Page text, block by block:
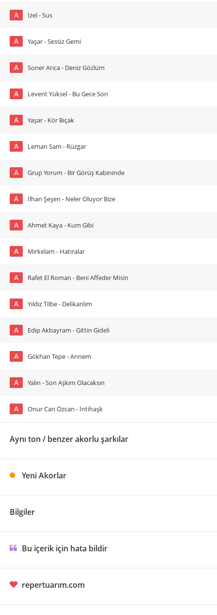
A İzel - Sus
A Yaşar - Sessiz Gemi
A Soner Arıca - Deniz Gözlüm
A Levent Yüksel - Bu Gece Son
A Yaşar - Kör Bıçak
A Leman Sam - Rüzgar
A Grup Yorum - Bir Görüş Kabininde
A İlhan Şeşen - Neler Oluyor Bize
A Ahmet Kaya - Kum Gibi
A Mirkelam - Hatıralar
A Rafet El Roman - Beni Affeder Misin
A Yıldız Tilbe - Delikanlım
A Edip Akbayram - Gittin Gideli
A Gökhan Tepe - Annem
A Yalın - Son Aşkım Olacaksın
A Onur Can Özcan - İntihaşk
Aynı ton / benzer akorlu şarkılar
Yeni Akorlar
Bilgiler
Bu içerik için hata bildir
repertuarım.com